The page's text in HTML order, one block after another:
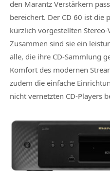
den Marantz Verstärkern
bereichert. Der CD 60 ist die
kürzlich vorgestellten
Zusammen sind sie ein
alle, die ihre CD-Sammlung
Komfort des modernen
zudem die einfache
nicht vernetzten CD-Players